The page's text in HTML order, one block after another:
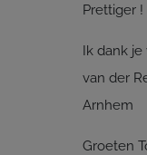
Prettiger !
Ik dank
van der
Arnhem
Groeten